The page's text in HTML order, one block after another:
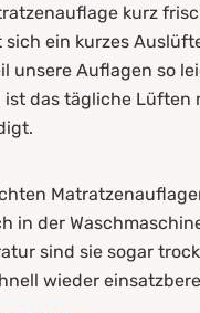
kurz
ein kurzes
unsere Auflagen so
ist das tägliche Lüften
in der
sind sie sogar
wieder